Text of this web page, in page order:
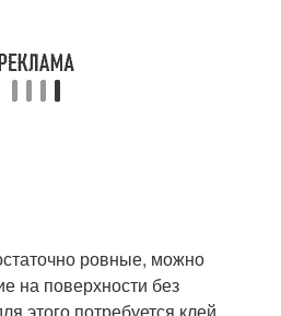
ровные, можно
на поверхности без